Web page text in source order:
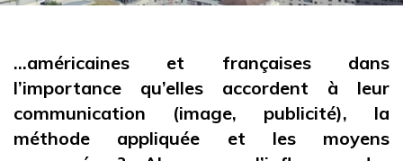
…américaines et françaises dans
l’importance qu’elles accordent à leur
communication (image, publicité), la
méthode appliquée et les moyens